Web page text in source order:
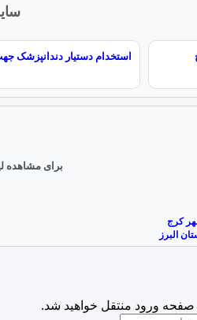
استخدام دستیار دندانپزشک
برای مشاهده
کرج
البرز
صفحه ورود منتقل خواهید شد.